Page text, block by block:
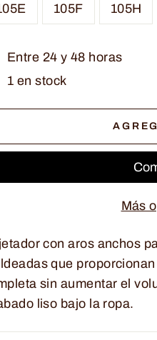
105F 105H
Entre 24 y 48 horas
1 en stock
Más
con aros anchos
que
sin aumentar el
liso bajo la ropa.